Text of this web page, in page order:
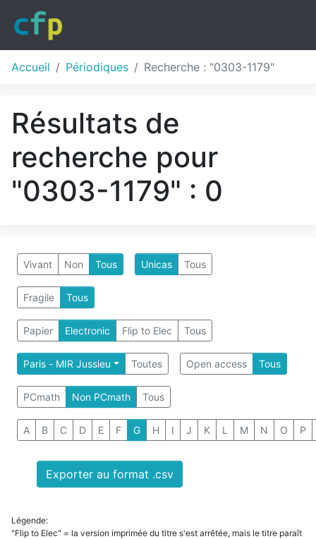
Accueil Périodiques Recherche : "0303-1179"
Résultats de
recherche pour
"0303-1179" : 0
Vivant Non Tous Unicas Tous
Fragile Tous
Papier Electronic Flip to Elec Tous
Paris - MIR Jussieu Toutes Open access Tous
PCmath Non PCmath Tous
A B C D E F G H I J K L M N O P
Exporter au format .csv
Légende:
"Flip to Elec" = la version imprimée du titre s'est arrêtée, mais le titre paraît